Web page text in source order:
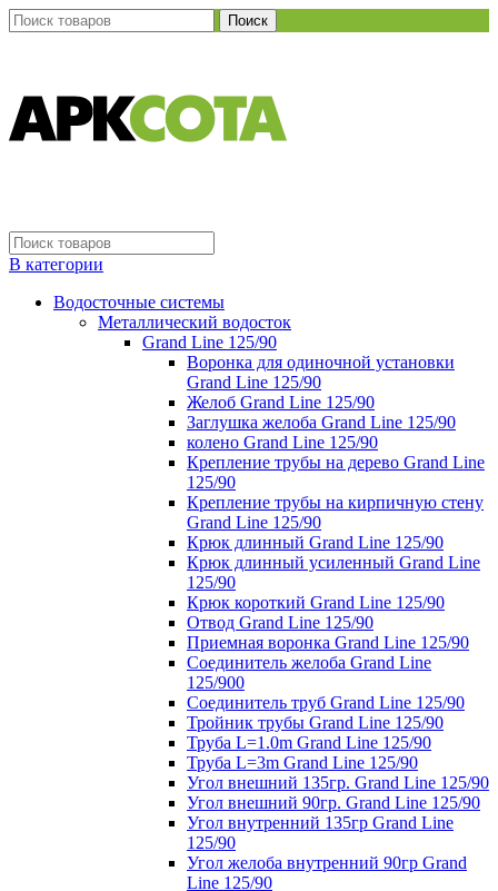
Поиск
В категории
Водосточные системы
Металлический водосток
Grand Line 125/90
Воронка для одиночной установки
Grand Line 125/90
Желоб Grand Line 125/90
Заглушка желоба Grand Line 125/90
колено Grand Line 125/90
Крепление трубы на дерево Grand Line
125/90
Крепление трубы на кирпичную стену
Grand Line 125/90
Крюк длинный Grand Line 125/90
Крюк длинный усиленный Grand Line
125/90
Крюк короткий Grand Line 125/90
Отвод Grand Line 125/90
Приемная воронка Grand Line 125/90
Соединитель желоба Grand Line
125/900
Соединитель труб Grand Line 125/90
Тройник трубы Grand Line 125/90
Труба L=1.0m Grand Line 125/90
Труба L=3m Grand Line 125/90
Угол внешний 135гр. Grand Line 125/90
Угол внешний 90гр. Grand Line 125/90
Угол внутренний 135гр Grand Line
125/90
Угол желоба внутренний 90гр Grand
Line 125/90